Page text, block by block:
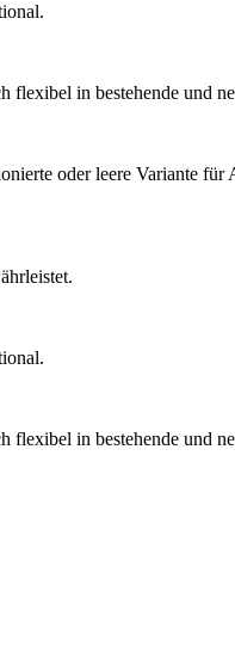
in bestehende und
oder leere Variante
in bestehende und